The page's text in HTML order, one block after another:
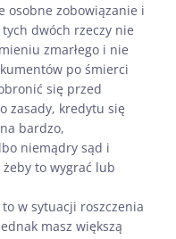
osobne zobowiązanie i
dwóch rzeczy nie
zmarłego i nie
po śmierci
się przed
zasady, kredytu się
bardzo,
niemądry sąd i
to wygrać lub
w sytuacji roszczenia
masz większą